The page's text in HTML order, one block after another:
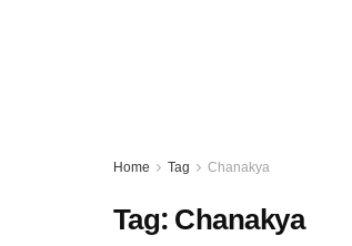
Home Tag Chanakya
Tag:Chanakya